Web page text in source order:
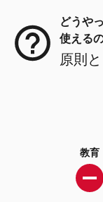
どうや
使える
原則
教育